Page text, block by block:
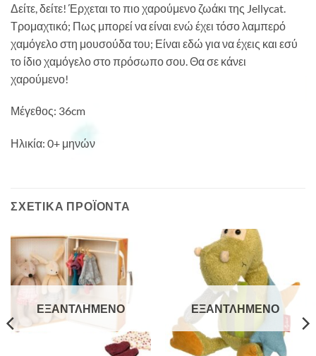
Δείτε, δείτε! Έρχεται το πιο χαρούμενο ζωάκι της Jellycat.
Τρομαχτικό; Πως μπορεί να είναι ενώ έχει τόσο λαμπερό
χαμόγελο στη μουσούδα του; Είναι εδώ για να έχεις και εσύ
το ίδιο χαμόγελο στο πρόσωπο σου. Θα σε κάνει
χαρούμενο!
Μέγεθος: 36cm
Ηλικία: 0+ μηνών
ΣΧΕΤΙΚΆ ΠΡΟΪΌΝΤΑ
ΕΞΑΝΤΛΗΜΈΝΟ ΕΞΑΝΤΛΗΜΈΝΟ